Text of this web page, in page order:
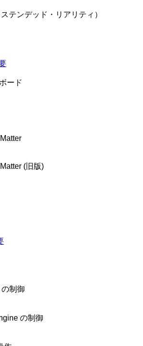
テンデッド・リアリティ）
ード
(旧版)
制御
の制御